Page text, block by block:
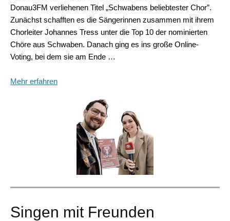
Donau3FM verliehenen Titel „Schwabens beliebtester Chor”.
Zunächst schafften es die Sängerinnen zusammen mit ihrem
Chorleiter Johannes Tress unter die Top 10 der nominierten
Chöre aus Schwaben. Danach ging es ins große Online-
Voting, bei dem sie am Ende …
Mehr erfahren
Singen mit Freunden